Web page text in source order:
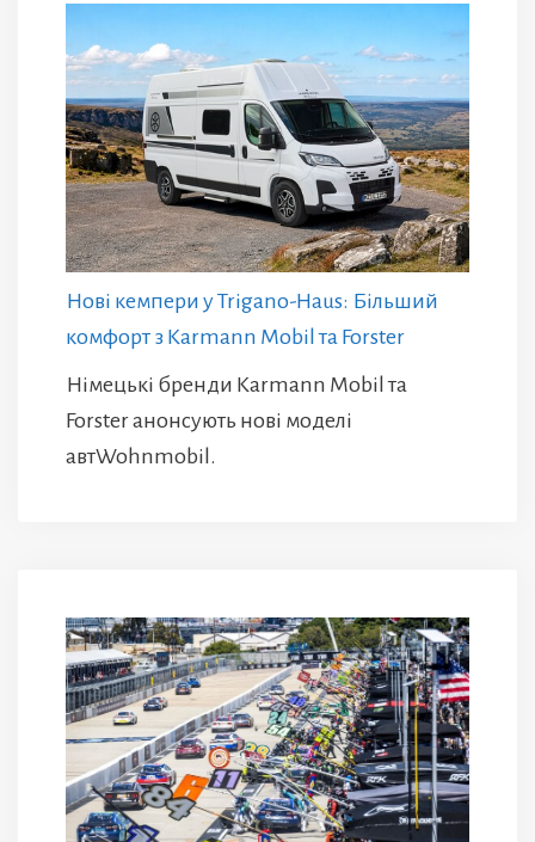
Нові кемпери у Trigano-Haus: Більший
комфорт з Karmann Mobil та Forster
Німецькі бренди Karmann Mobil та
Forster анонсують нові моделі
автWohnmobil.